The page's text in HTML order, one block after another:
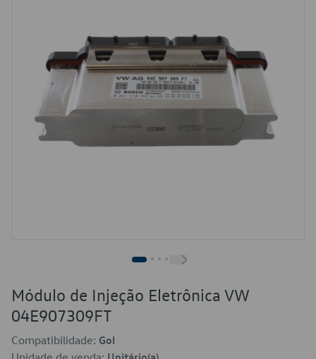
Módulo de Injeção Eletrônica VW
04E907309FT
Compatibilidade: Gol